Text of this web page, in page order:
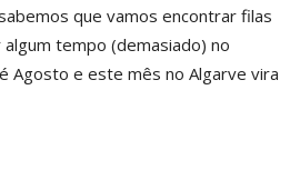
que vamos encontrar filas
tempo (demasiado) no
Agosto e este mês no Algarve vira